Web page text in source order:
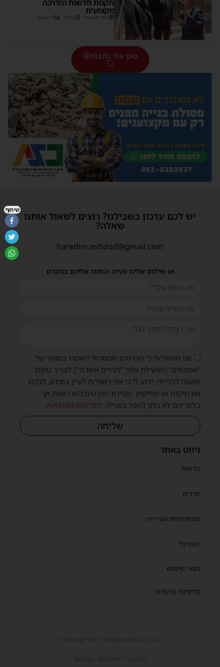
תקנות חדשות והדרכה
מקצועית
יוסי יחזקאלי 14:11 1 תגובות
טען עוד כתבות
ניווט באתר
חדשות
חרדים
ממסדרונות העירייה
השטיבל
תנאי שימוש
מדיניות פרטיות
יש לכם עדכון בשבילנו? רוצים לשאול אותנו
שאלה?
haredim.ashdod@gmail.com
או שילחו אלינו פנייה ונחזור אליכם בהקדם
אני מאשר/ת כי הפרטים שמסרתי יישמרו במאגר של
"אמפסיס" (מפעילת אתר "חרדים אשדוד") לצורך טיפול
ומענה לפנייתי. ידוע לי כי אני רשאי/ת לעיין במידע, לבקש
את תיקונו או מחיקתו. מסירת הפרטים היא רשות, אך
בלעדיהם לא ניתן לטפל בפנייה. למדיניות הפרטיות
שליחה
© כל הזכויות שמורות ל'חרדים אשדוד'
נבנה ע"י 'אמפסיס - פרסום'
שיתוף